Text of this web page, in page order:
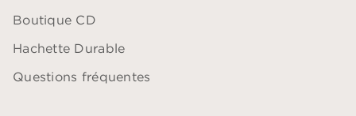
Boutique CD
Hachette Durable
Questions fréquentes